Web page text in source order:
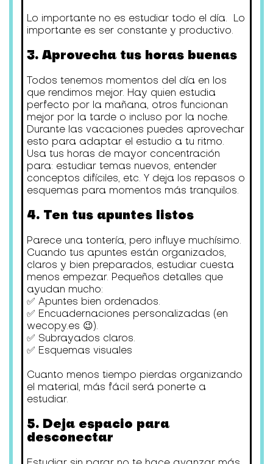
Lo importante no es estudiar todo el día. Lo
importante es ser constante y productivo.
3. Aprovecha tus horas buenas
Todos tenemos momentos del día en los
que rendimos mejor. Hay quien estudia
perfecto por la mañana, otros funcionan
mejor por la tarde o incluso por la noche.
Durante las vacaciones puedes aprovechar
esto para adaptar el estudio a tu ritmo.
Usa tus horas de mayor concentración
para: estudiar temas nuevos, entender
conceptos difíciles, etc. Y deja los repasos o
esquemas para momentos más tranquilos.
4. Ten tus apuntes listos
Parece una tontería, pero influye muchísimo.
Cuando tus apuntes están organizados,
claros y bien preparados, estudiar cuesta
menos empezar. Pequeños detalles que
ayudan mucho:
✅ Apuntes bien ordenados.
✅ Encuadernaciones personalizadas (en
wecopy.es 😉).
✅ Subrayados claros.
✅ Esquemas visuales
Cuanto menos tiempo pierdas organizando
el material, más fácil será ponerte a
estudiar.
5. Deja espacio para
desconectar